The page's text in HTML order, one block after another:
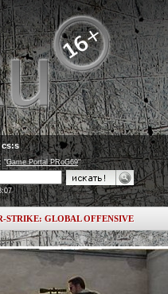
cs:s
"Game Portal PRoG69"
STRIKE: GLOBAL OFFENSIVE